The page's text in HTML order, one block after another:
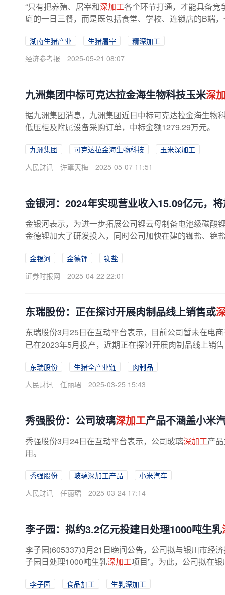
“只有把养殖、屠宰和深加工各个环节打通，才能具备竞
庭的一日三餐，而是既包括食堂、学校、连锁店的B端
湖南生猪产业 生猪屠宰
精深加工
经济参考报
2025-05-21 08:07
九洲集团中标可克达拉金海生物科技玉米深
据九洲集团消息，九洲集团近日中标可克达拉金海生物
低压柜及附属设备采购订单，中标金额1279.29万元。
九洲集团 可克达拉金海生物科技
玉米深加工
人民财讯
许擎天梅 2025-05-07 11:51
金银河：2024年实现营业收入15.09亿元，
金银河表示，为进一步拓展公司锂云母制备电池级碳酸
金德锂加大了研发投入，同时公司加快在建的铷盐、铯
金银河 金德锂
铷盐
证券时报网
2025-04-22 22:01
东瑞股份：正在探讨开展肉制品线上销售或
东瑞股份3月25日在互动平台表示，目前公司暂未在电
已在2023年5月投产，近期正在探讨开展肉制品线上销
东瑞股份 生猪全产业链
肉制品
人民财讯
任丽珺 2025-03-25 15:43
秀强股份：公司玻璃深加工产品不涵盖小米
秀强股份3月24日在互动平台表示，公司玻璃深加工产
用。
秀强股份 玻璃深加工产品
小米汽车
人民财讯
任丽珺 2025-03-24 17:14
李子园：拟约3.2亿元投建日处理1000吨生乳
李子园(605337)3月21日晚间公告，公司拟与银川市经
子园日处理1000吨生乳深加工项目”。为此，公司拟在
李子园 食品加工
生乳深加工